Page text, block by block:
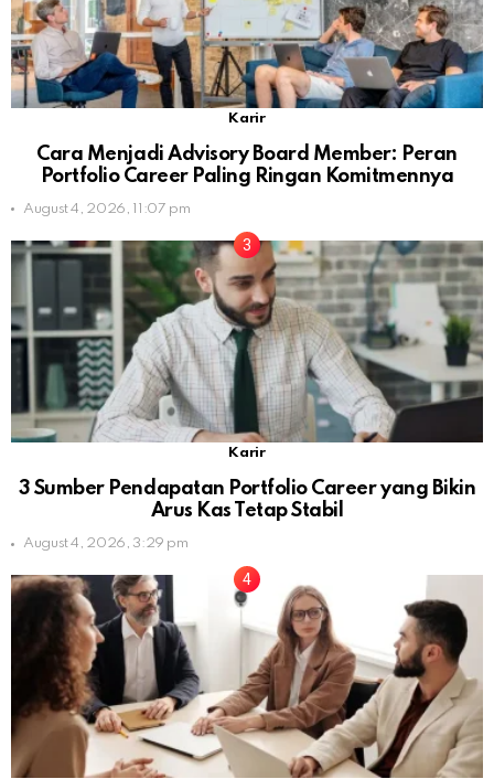
Karir
Cara Menjadi Advisory Board Member: Peran
Portfolio Career Paling Ringan Komitmennya
August 4, 2026, 11:07 pm
Karir
3 Sumber Pendapatan Portfolio Career yang Bikin
Arus Kas Tetap Stabil
August 4, 2026, 3:29 pm